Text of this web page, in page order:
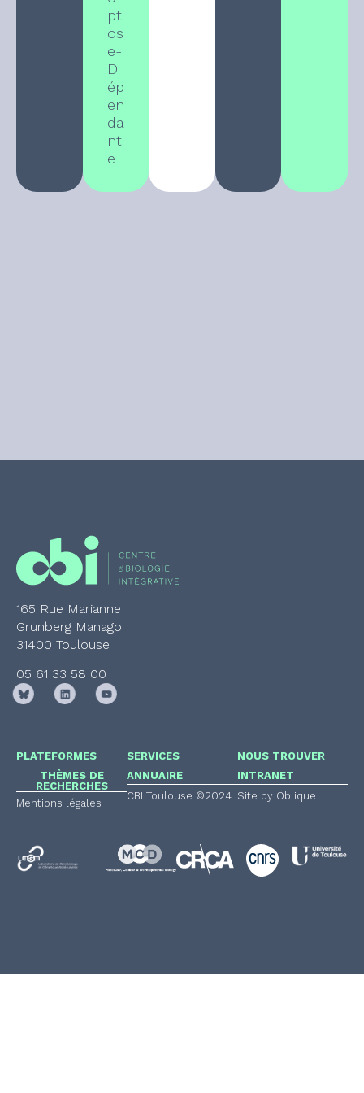
pt
os
e-
D
ép
en
da
nt
e
165 Rue Marianne
Grunberg Manago
31400 Toulouse
05 61 33 58 00
PLATEFORMES
THÈMES DE
RECHERCHES
Mentions légales
SERVICES
ANNUAIRE
CBI Toulouse ©2024
NOUS TROUVER
INTRANET
Site by Oblique